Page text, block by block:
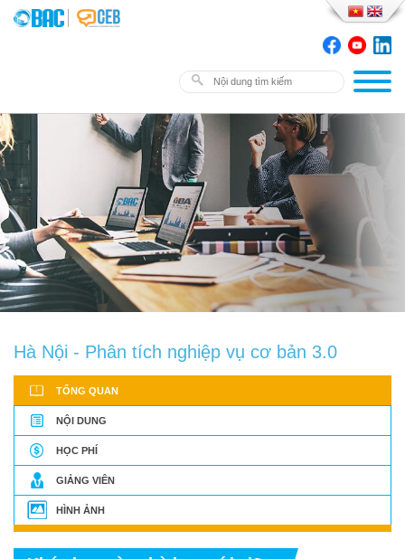
Hà Nội - Phân tích nghiệp vụ cơ bản 3.0
TỔNG QUAN
NỘI DUNG
HỌC PHÍ
GIẢNG VIÊN
HÌNH ẢNH